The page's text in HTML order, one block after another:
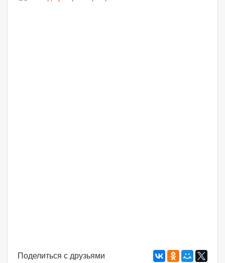
Поделиться с друзьями